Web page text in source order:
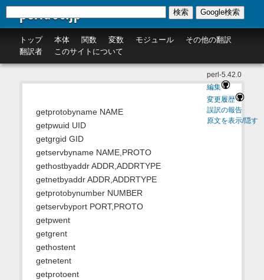
perldoc.jp
トップ 本体 関数 変数 モジュール
その他の翻訳
翻訳者
このサイトについて
検索 Google検索
perl-5.42.0
編集
変更履歴
誤訳の報告
原文を表示/隠す
getprotobyname NAME
getpwuid UID
getgrgid GID
getservbyname NAME,PROTO
gethostbyaddr ADDR,ADDRTYPE
getnetbyaddr ADDR,ADDRTYPE
getprotobynumber NUMBER
getservbyport PORT,PROTO
getpwent
getgrent
gethostent
getnetent
getprotoent